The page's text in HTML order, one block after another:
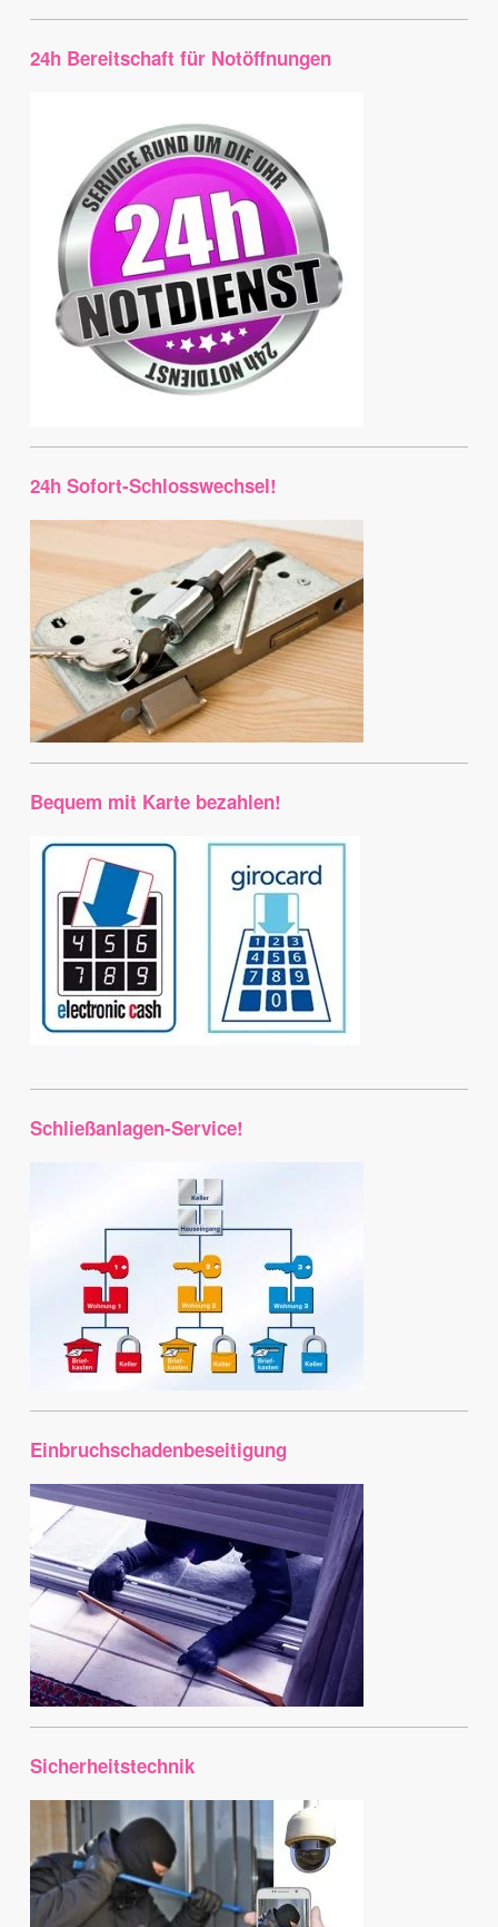
24h Bereitschaft für Notöffnungen
24h Sofort-Schlosswechsel!
Bequem mit Karte bezahlen!
Schließanlagen-Service!
Einbruchschadenbeseitigung
Sicherheitstechnik